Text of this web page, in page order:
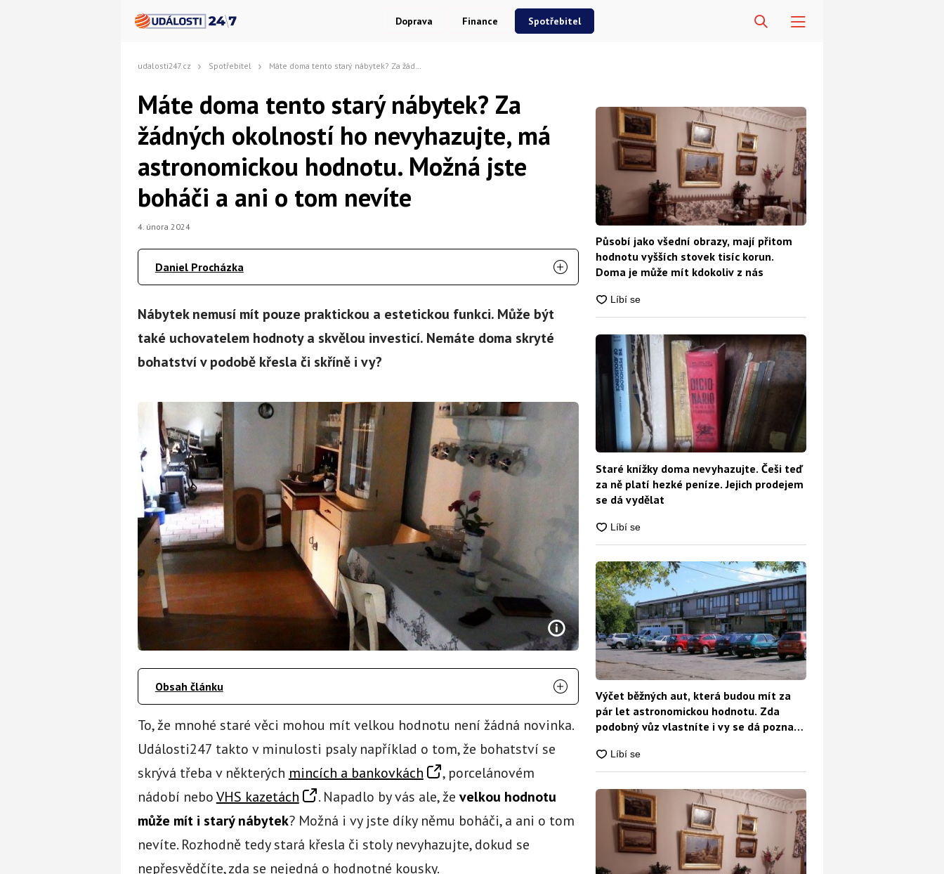
Doprava Finance Spotřebitel
udalosti247.cz Spotřebitel Máte doma tento starý nábytek? Za žádných okolností ho nevyhazujte, má astronomickou hodnotu. Možná jste boháči a ani o tom nevíte
Máte doma tento starý nábytek? Za
žádných okolností ho nevyhazujte, má
astronomickou hodnotu. Možná jste
boháči a ani o tom nevíte
4. února 2024
Daniel Procházka
Nábytek nemusí mít pouze praktickou a estetickou funkci. Může být
také uchovatelem hodnoty a skvělou investicí. Nemáte doma skryté
bohatství v podobě křesla či skříně i vy?
Obsah článku
To, že mnohé staré věci mohou mít velkou hodnotu není žádná novinka.
Události247 takto v minulosti psaly například o tom, že bohatství se
skrývá třeba v některých mincích a bankovkách
, porcelánovém
nádobí neboVHS kazetách . Napadlo by vás ale, že velkou hodnotu
může mít i starý nábytek? Možná i vy jste díky němu boháči, a ani o tom
nevíte. Rozhodně tedy stará křesla či stoly nevyhazujte, dokud se
nepřesvědčíte, zda se nejedná o hodnotné kousky.
Působí jako všední obrazy, mají přitom
hodnotu vyšších stovek tisíc korun.
Doma je může mít kdokoliv z nás
Staré knížky doma nevyhazujte. Češi teď
za ně platí hezké peníze. Jejich prodejem
se dá vydělat
Výčet běžných aut, která budou mít za
pár let astronomickou hodnotu. Zda
podobný vůz vlastníte i vy se dá poznat